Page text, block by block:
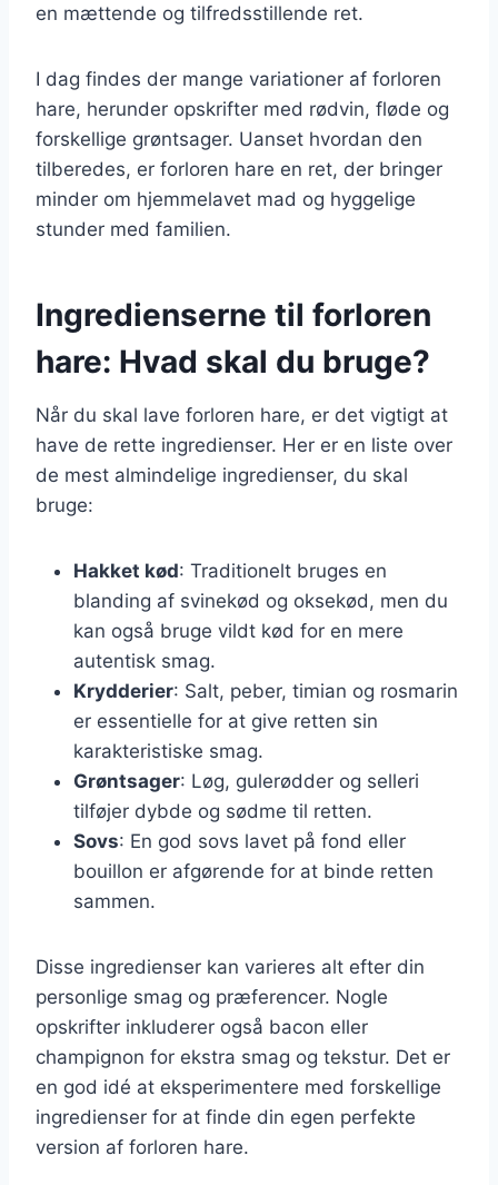
en mættende og tilfredsstillende ret.
I dag findes der mange variationer af forloren
hare, herunder opskrifter med rødvin, fløde og
forskellige grøntsager. Uanset hvordan den
tilberedes, er forloren hare en ret, der bringer
minder om hjemmelavet mad og hyggelige
stunder med familien.
Ingredienserne til forloren
hare: Hvad skal du bruge?
Når du skal lave forloren hare, er det vigtigt at
have de rette ingredienser. Her er en liste over
de mest almindelige ingredienser, du skal
bruge:
Hakket kød: Traditionelt bruges en
blanding af svinekød og oksekød, men du
kan også bruge vildt kød for en mere
autentisk smag.
Krydderier: Salt, peber, timian og rosmarin
er essentielle for at give retten sin
karakteristiske smag.
Grøntsager: Løg, gulerødder og selleri
tilføjer dybde og sødme til retten.
Sovs: En god sovs lavet på fond eller
bouillon er afgørende for at binde retten
sammen.
Disse ingredienser kan varieres alt efter din
personlige smag og præferencer. Nogle
opskrifter inkluderer også bacon eller
champignon for ekstra smag og tekstur. Det er
en god idé at eksperimentere med forskellige
ingredienser for at finde din egen perfekte
version af forloren hare.